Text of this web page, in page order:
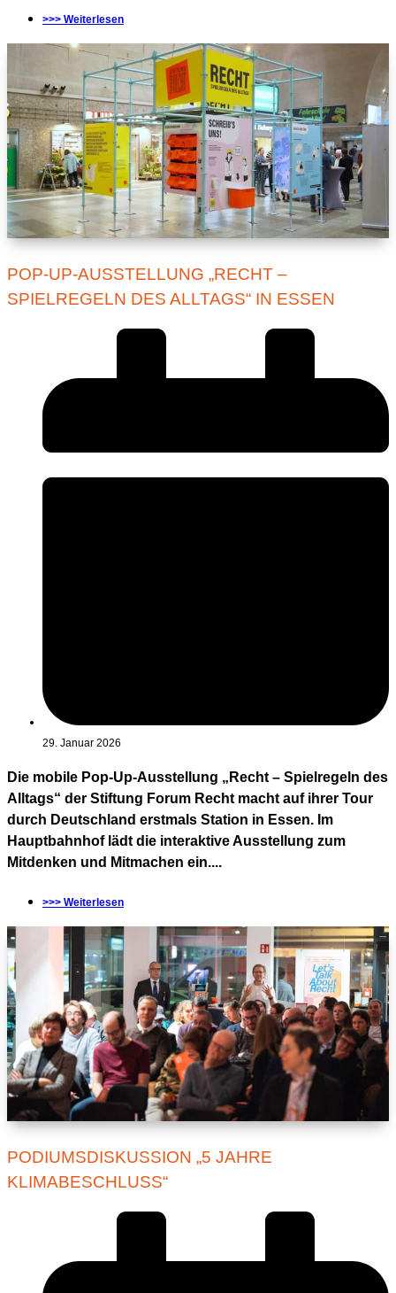
>>> Weiterlesen
POP-UP-AUSSTELLUNG „RECHT –
SPIELREGELN DES ALLTAGS“ IN ESSEN
29. Januar 2026
Die mobile Pop-Up-Ausstellung „Recht – Spielregeln des
Alltags“ der Stiftung Forum Recht macht auf ihrer Tour
durch Deutschland erstmals Station in Essen. Im
Hauptbahnhof lädt die interaktive Ausstellung zum
Mitdenken und Mitmachen ein....
>>> Weiterlesen
PODIUMSDISKUSSION „5 JAHRE
KLIMABESCHLUSS“